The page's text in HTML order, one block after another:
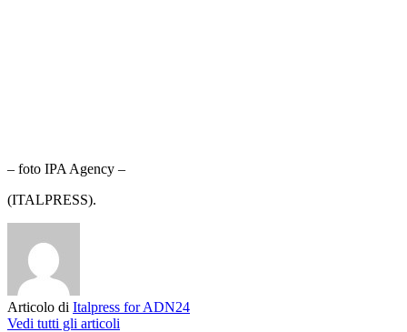
– foto IPA Agency –
(ITALPRESS).
Articolo di Italpress for ADN24
Vedi tutti gli articoli